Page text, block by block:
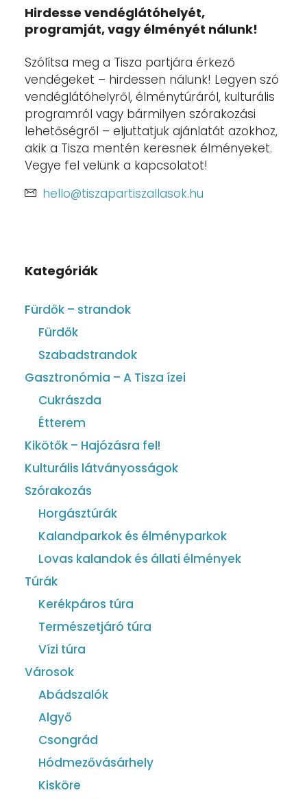
Hirdesse vendéglátóhelyét,
programját, vagy élményét nálunk!
Szólítsa meg a Tisza partjára érkező
vendégeket – hirdessen nálunk! Legyen szó
vendéglátóhelyről, élménytúráról, kulturális
programról vagy bármilyen szórakozási
lehetőségről – eljuttatjuk ajánlatát azokhoz,
akik a Tisza mentén keresnek élményeket.
Vegye fel velünk a kapcsolatot!
hello@tiszapartiszallasok.hu
Kategóriák
Fürdők – strandok
Fürdők
Szabadstrandok
Gasztronómia – A Tisza ízei
Cukrászda
Étterem
Kikötők – Hajózásra fel!
Kulturális látványosságok
Szórakozás
Horgásztúrák
Kalandparkok és élményparkok
Lovas kalandok és állati élmények
Túrák
Kerékpáros túra
Természetjáró túra
Vízi túra
Városok
Abádszalók
Algyő
Csongrád
Hódmezővásárhely
Kisköre